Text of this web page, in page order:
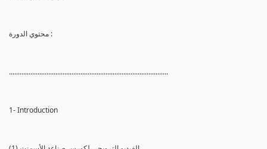
محتوي الدورة :
.........................................................................................
1- Introduction